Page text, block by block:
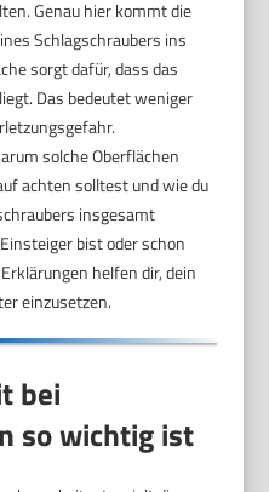
Genau hier kommt die
Schlagschraubers ins
sorgt dafür, dass das
Das bedeutet weniger
solche Oberflächen
achten solltest und wie du
insgesamt
bist oder schon
helfen dir, dein
einzusetzen.
bei
so wichtig ist